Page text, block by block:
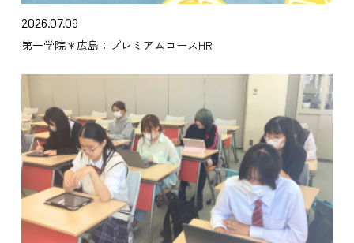
2026.07.09
第一学院＊広島：プレミアムコースHR